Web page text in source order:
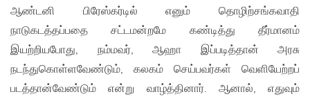
ஆண்டனி பிரேஸ்கர்டில் எனும் தொழிற்சங்கவாதி
நாடுகடத்தப்பதை சட்டமன்றமே கண்டித்து தீர்மானம்
இயற்றியபோது, நம்மவர், ஆஹா இப்படித்தான் அரசு
நடந்துகொள்ளவேண்டும், கலகம் செய்பவர்கள் வெளியேற்றப்
படத்தான்வேண்டும் என்று வாழ்த்தினார். ஆனால், எதுவும்